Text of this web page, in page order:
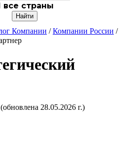
все страны
Компании /Компании России /
(обновлена 28.05.2026 г.)